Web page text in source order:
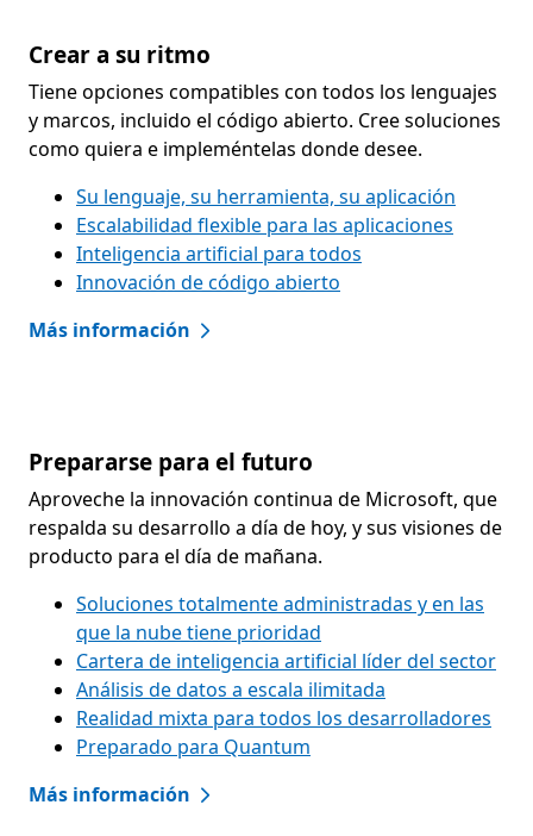
Crear a su ritmo
Tiene opciones compatibles con todos los lenguajes
y marcos, incluido el código abierto. Cree soluciones
como quiera e impleméntelas donde desee.
Su lenguaje, su herramienta, su aplicación
Escalabilidad flexible para las aplicaciones
Inteligencia artificial para todos
Innovación de código abierto
Más información
Prepararse para el futuro
Aproveche la innovación continua de Microsoft, que
respalda su desarrollo a día de hoy, y sus visiones de
producto para el día de mañana.
Soluciones totalmente administradas y en las
que la nube tiene prioridad
Cartera de inteligencia artificial líder del sector
Análisis de datos a escala ilimitada
Realidad mixta para todos los desarrolladores
Preparado para Quantum
Más información